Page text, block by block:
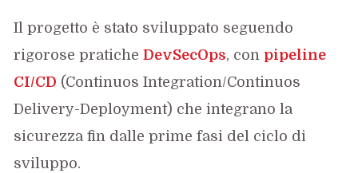
Il progetto è stato sviluppato seguendo
rigorose praticheDevSecOps, con pipeline
CI/CD (Continuos Integration/Continuos
Delivery-Deployment) che integrano la
sicurezza fin dalle prime fasi del ciclo di
sviluppo.